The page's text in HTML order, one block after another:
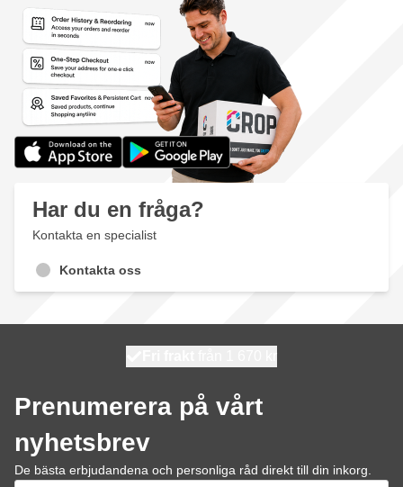
Har du en fråga?
Kontakta en specialist
Kontakta oss
Prenumerera på vårt
nyhetsbrev
De bästa erbjudandena och personliga råd direkt till din inkorg.